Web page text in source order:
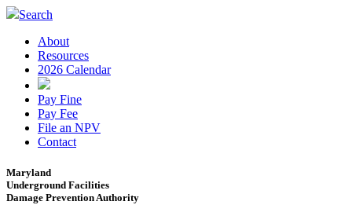
Search
About
Resources
2026 Calendar
Pay Fine
Pay Fee
File an NPV
Contact
Maryland
Underground Facilities
Damage Prevention Authority